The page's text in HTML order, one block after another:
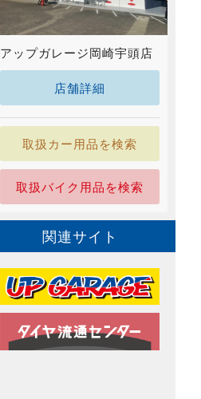
アップガレージ岡崎宇頭店
店舗詳細
取扱カー用品を検索
取扱バイク用品を検索
関連サイト